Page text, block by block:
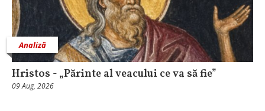
Analiză
Hristos - „Părinte al veacului ce va să fie”
09 Aug, 2026